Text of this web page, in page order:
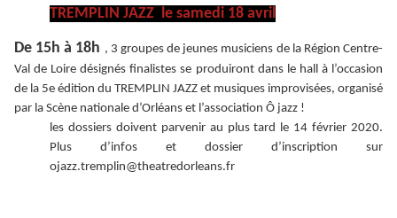
TREMPLIN JAZZ le samedi 18 avril
De 15h à 18h , 3 groupes de jeunes musiciens de la Région Centre-
Val de Loire désignés finalistes se produiront dans le hall à l’occasion
de la 5e édition du TREMPLIN JAZZ et musiques improvisées, organisé
par la Scène nationale d’Orléans et l’association Ô jazz !
les dossiers doivent parvenir au plus tard le 14 février 2020.
Plus d’infos et dossier d’inscription sur
ojazz.tremplin@theatredorleans.fr